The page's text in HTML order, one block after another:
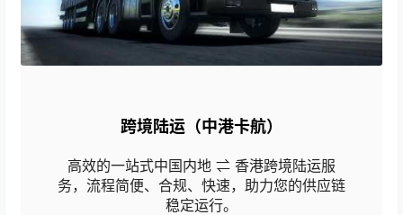
跨境陆运（中港卡航）
高效的一站式中国内地 ⇌ 香港跨境陆运服
务，流程简便、合规、快速，助力您的供应链
稳定运行。